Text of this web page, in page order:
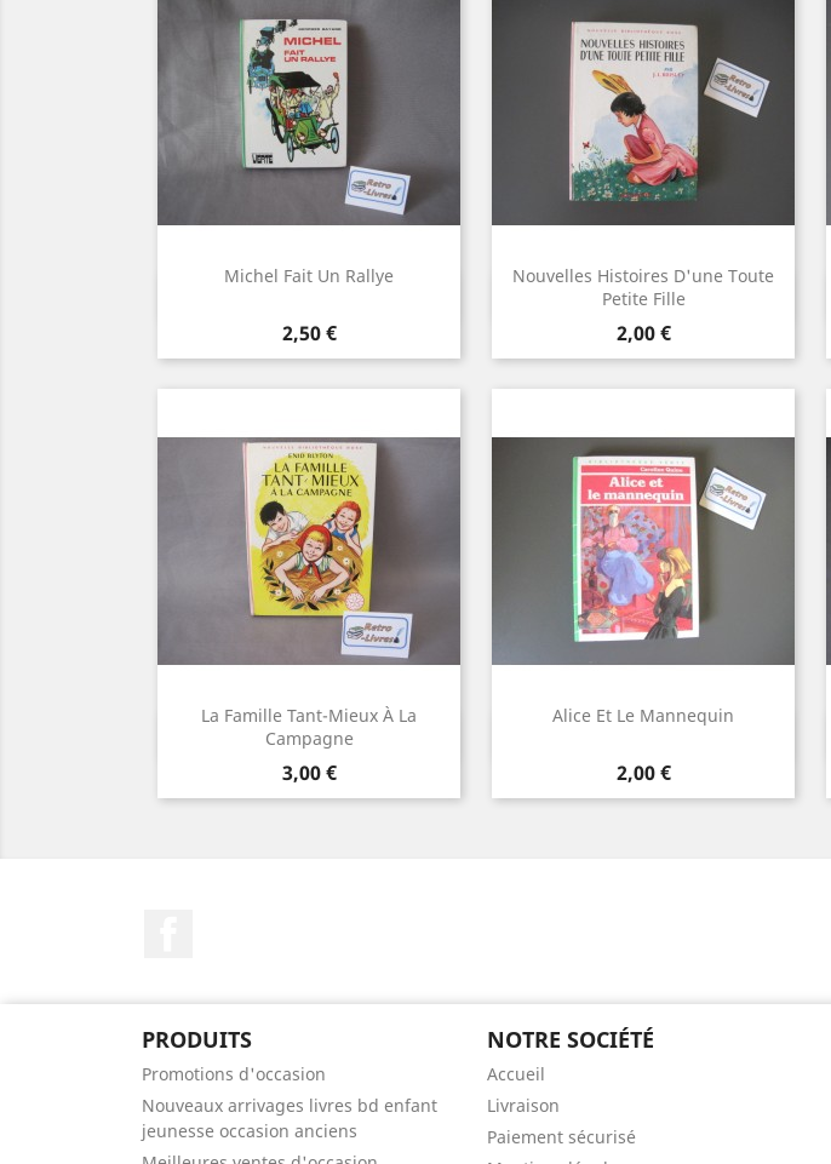
Michel Fait Un Rallye
Prix
2,50 €
Nouvelles Histoires D'une Toute
Petite Fille
Prix
2,00 €
Aperçu rapide
La Famille Tant-Mieux À La
Campagne
Prix
3,00 €
Aperçu rapide
Alice Et Le Mannequin
Prix
2,00 €
PRODUITS
Promotions d'occasion
Nouveaux arrivages livres bd enfant
jeunesse occasion anciens
NOTRE SOCIÉTÉ
Accueil
Livraison
Paiement sécurisé